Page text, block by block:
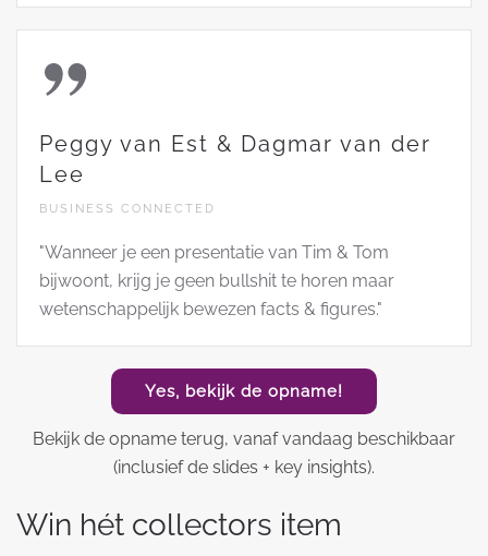
Peggy van Est & Dagmar van der
Lee
BUSINESS CONNECTED
"Wanneer je een presentatie van Tim & Tom
bijwoont, krijg je geen bullshit te horen maar
wetenschappelijk bewezen facts & figures."
Yes, bekijk de opname!
Bekijk de opname terug, vanaf vandaag beschikbaar
(inclusief de slides + key insights).
Win hét collectors item